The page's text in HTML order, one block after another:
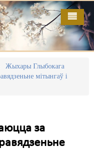
Жыхары Глыбокага
мітынгаў і
за